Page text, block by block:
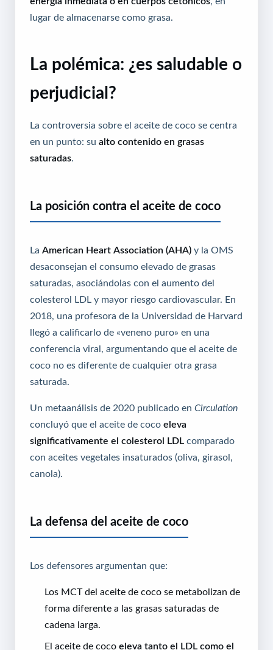
lugar de almacenarse como grasa.
La polémica: ¿es saludable o
perjudicial?
La controversia sobre el aceite de coco se centra
en un punto: su alto contenido en grasas
saturadas
La posición contra el aceite de coco
La American Heart Association (AHA) y la OMS
desaconsejan el consumo elevado de grasas
saturadas, asociándolas con el aumento del
colesterol LDL y mayor riesgo cardiovascular. En
2018, una profesora de la Universidad de Harvard
llegó a calificarlo de «veneno puro» en una
conferencia viral, argumentando que el aceite de
coco no es diferente de cualquier otra grasa
saturada.
Un metaanálisis de 2020 publicado en Circulation
concluyó que el aceite de coco eleva
significativamente el colesterol LDL comparado
con aceites vegetales insaturados (oliva, girasol,
canola).
La defensa del aceite de coco
Los defensores argumentan que:
Los MCT del aceite de coco se metabolizan de
forma diferente a las grasas saturadas de
cadena larga.
El aceite de coco eleva tanto el LDL como el